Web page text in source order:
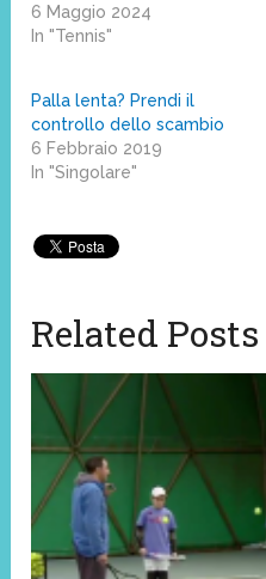
6 Maggio 2024
In "Tennis"
Palla lenta? Prendi il
controllo dello scambio
6 Febbraio 2019
In "Singolare"
Related Posts